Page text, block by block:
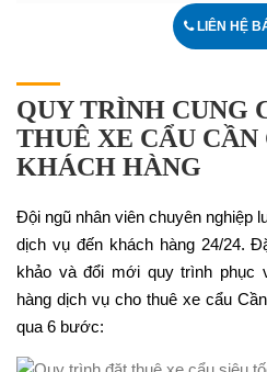
LIÊN HỆ
QUY TRÌNH CUNG
THUÊ XE CẨU
KHÁCH HÀNG
Đội ngũ nhân viên chuyên nghiệp
dịch vụ đến khách hàng 24/24.
khảo và đổi mới quy trình phục
hàng dịch vụ cho thuê xe cẩu
qua 6 bước: